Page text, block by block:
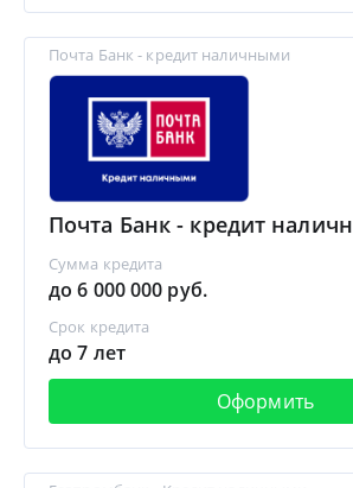
Почта Банк - кредит наличными
Почта Банк - кредит
Сумма кредита
до 6 000 000 руб.
Срок кредита
до 7 лет
Оформить